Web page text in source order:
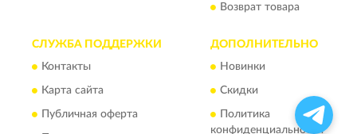
Возврат товара
СЛУЖБА ПОДДЕРЖКИ
Контакты
Карта сайта
Публичная оферта
ДОПОЛНИТЕЛЬНО
Новинки
Скидки
Политика
конфиденциальности